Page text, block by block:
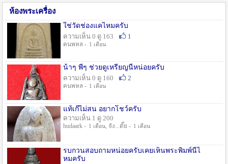
ห้องพระเครื่อง
ใช่วัดช่องแคไหมครับ
ความเห็น 0 ดู 163
1
คนพหล - 1 เดือน
น้าๆ พี่ๆ ช่วยดูเหรียญนี้หน่อยครับ
ความเห็น 0 ดู 160
2
คนพหล - 1 เดือน
แท้เก๊ไม่สน อยากโชว์ครับ
ความเห็น 1 ดู 200
hudaark - 1 เดือน, จัง...ดั๊ย - 1 เดือน
รบกวนสอบถามหน่อยครับเคยเห็นพระพิมพ์นี้ไ
หมครับ